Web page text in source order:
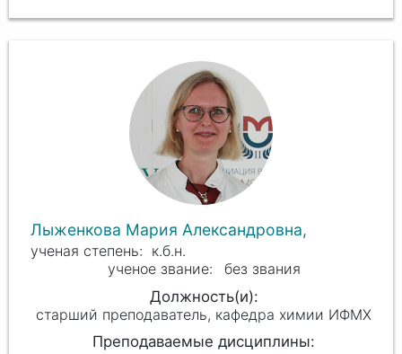
Лыженкова Мария Александровна,
к.б.н.
без звания
старший преподаватель, кафедра химии ИФМХ